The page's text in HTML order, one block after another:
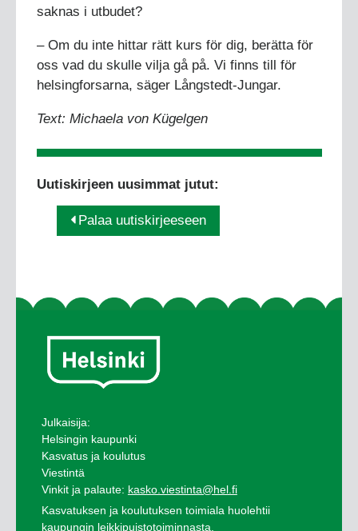
saknas i utbudet?
– Om du inte hittar rätt kurs för dig, berätta för
oss vad du skulle vilja gå på. Vi finns till för
helsingforsarna, säger Långstedt-Jungar.
Text: Michaela von Kügelgen
Uutiskirjeen uusimmat jutut:
Palaa uutiskirjeeseen
Julkaisija:
Helsingin kaupunki
Kasvatus ja koulutus
Viestintä
Vinkit ja palaute: kasko.viestinta@hel.fi
Kasvatuksen ja koulutuksen toimiala huolehtii
kaupungin leikkipuistotoiminnasta,